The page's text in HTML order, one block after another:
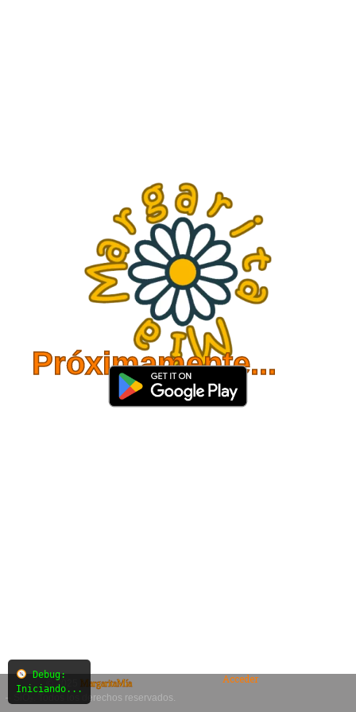
Próximamente...
© 2025
MargaritaMía
– SiO₂. Todos los derechos reservados.
Acceder
Debug:
Iniciando...